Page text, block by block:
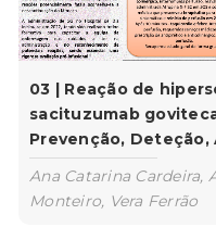
03 | Reação de
sacituzumab
Prevenção,
Ana Catarina Cardeira,
Monteiro, Vera Ferrão